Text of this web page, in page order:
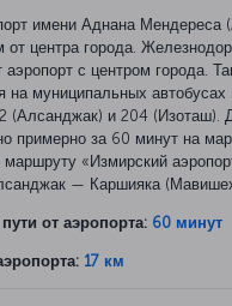
имени Аднана Мендереса
от центра города.
аэропорт с центром города.
на муниципальных
(Алсанджак) и 204 (Изоташ).
примерно за 60 минут на
«Измирский
— Каршияка
от аэропорта: 60 минут
17 км